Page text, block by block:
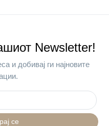
Newsletter!
и добивај ги најновите
се